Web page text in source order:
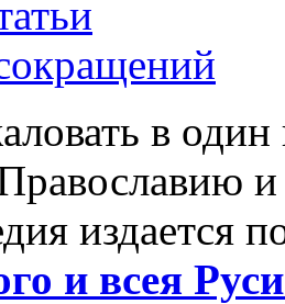
в
издается
и всея